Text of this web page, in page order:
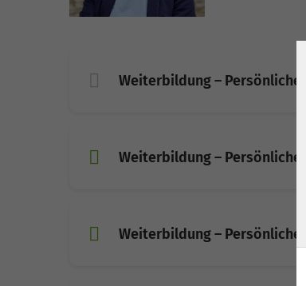
Weiterbildung – Persönliche
Weiterbildung –
Weiterbildung – Persönliche